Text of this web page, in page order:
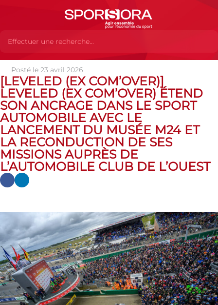
Actualités Actualités
[LEVELED (ex Com’Over)] LEVELED (ex Com’Over) étend son
ancrage dans le sport automobile avec le lancement du Musée M24
et la reconduction de ses missions auprès de l’Automobile Club de
l’Ouest
Posté le 23 avril 2026
[LEVELED (EX COM’OVER)]
LEVELED (EX COM’OVER) ÉTEND
SON ANCRAGE DANS LE SPORT
AUTOMOBILE AVEC LE
LANCEMENT DU MUSÉE M24 ET
LA RECONDUCTION DE SES
MISSIONS AUPRÈS DE
L’AUTOMOBILE CLUB DE L’OUEST